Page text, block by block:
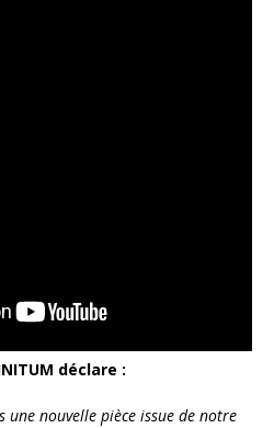
déclare :
une nouvelle pièce issue de notre